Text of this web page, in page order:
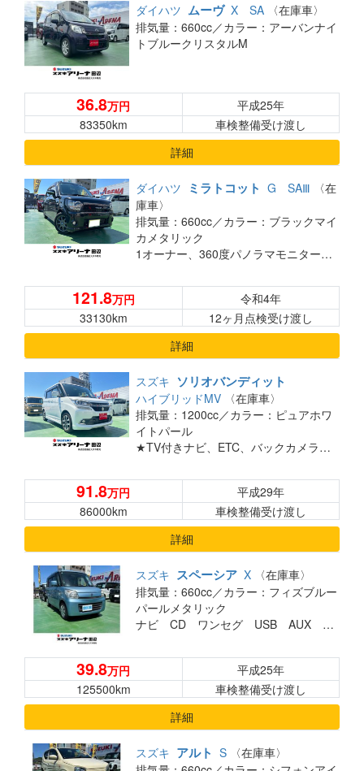
ダイハツ ムーヴ X SA
〈在庫車〉
排気量：660cc／カラー：アーバンナイ
トブルークリスタルM
36.8万円
平成25年
83350km
車検整備受け渡し
詳細
ダイハツ ミラトコット G SAⅢ
〈在
庫車〉
排気量：660cc／カラー：ブラックマイ
カメタリック
1オーナー、360度パノラマモニター、TV付きナビ、バックカメラ、ドライブレコーダー（前）、ETC、衝突安全装置、シートヒーター、車線逸脱防止支援システム、ヘッドランプLED、USBジャック
121.8万円
令和4年
33130km
12ヶ月点検受け渡し
詳細
スズキ ソリオバンディット
ハイブリッドMV
〈在庫車〉
排気量：1200cc／カラー：ピュアホワ
イトパール
★TV付きナビ、ETC、バックカメラ付、後席左側電動スライドドア★
91.8万円
平成29年
86000km
車検整備受け渡し
詳細
スズキ スペーシア X
〈在庫車〉
排気量：660cc／カラー：フィズブルー
パールメタリック
ナビ CD ワンセグ USB AUX スマートキー 電動スライドドア アイドリングストップ ディスチャージヘッドランプ装着車
39.8万円
平成25年
125500km
車検整備受け渡し
詳細
スズキ アルト S
〈在庫車〉